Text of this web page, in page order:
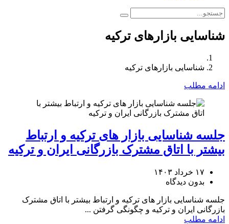
شناسایی بازارهای ترکیه
شناسایی بازارهای ترکیه
ادامه مطلب
جلسه شناسایی بازار های ترکیه و ارتباط
بیشتر با اتاق مشترک بازرگانی ایران و ترکیه
۱۷ خرداد ۱۴۰۳
بدون دیدگاه
جلسه شناسایی بازار های ترکیه و ارتباط بیشتر با اتاق مشترک
بازرگانی ایران و ترکیه و چگونگی گرفتن ...
ادامه مطلب